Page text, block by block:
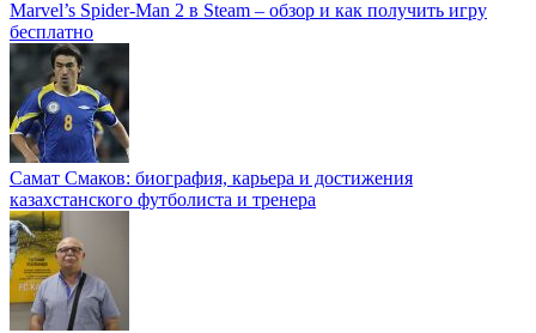
Marvel’s Spider-Man 2 в Steam – обзор и как получить игру
бесплатно
Самат Смаков: биография, карьера и достижения
казахстанского футболиста и тренера